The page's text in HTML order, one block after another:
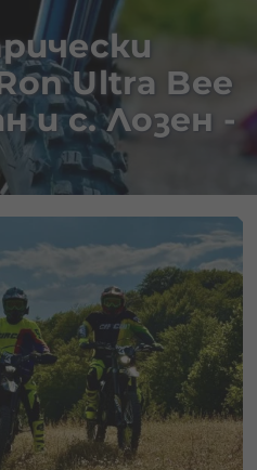
Ultra Bee
и с. Лозен -